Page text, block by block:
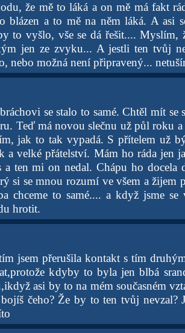
že mě to láká a on mě má fakt
blázen a to mě na něm láká. A asi
to vyšlo, vše se dá řešit.... Myslím,
jen ze zvyku... A jestli ten tvůj
nebo možná není připravený...
se stalo to samé. Chtěl mít
Teď má novou slečnu už půl roku a
jak to tak vypadá. S přítelem už
a velké přátelství. Mám ho ráda jen
a ten mi on nedal. Chápu ho
si se mnou rozumí ve všem a žijem
chceme to samé.... a když jsme
hrotit.
jsem přerušila kontakt s tím
kdyby to byla jen blbá
asi by to na mém současném
čeho? Že by to ten tvůj nevzal?